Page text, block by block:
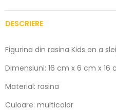
DESCRIERE
Figurina din rasina Kids on a
Dimensiuni: 16 cm x 6 cm x 16
Material: rasina
Culoare: multicolor